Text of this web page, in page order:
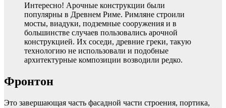
Интересно! Арочные конструкции были
популярны в Древнем Риме. Римляне строили
мосты, виадуки, подземные сооружения и в
большинстве случаев пользовались арочной
конструкцией. Их соседи, древние греки, такую
технологию не использовали и подобные
архитектурные композиции возводили редко.
Фронтон
Это завершающая часть фасадной части строения, портика,